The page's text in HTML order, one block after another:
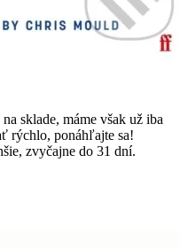
sklade, máme však už iba
rýchlo, ponáhľajte sa!
zvyčajne do 31 dní.